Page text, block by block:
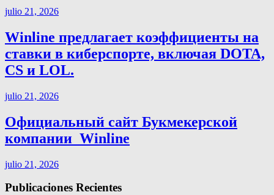
julio 21, 2026
Winline предлагает коэффициенты на
ставки в киберспорте, включая DOTA,
CS и LOL.
julio 21, 2026
Официальный сайт Букмекерской
компании ️ Winline
julio 21, 2026
Publicaciones Recientes